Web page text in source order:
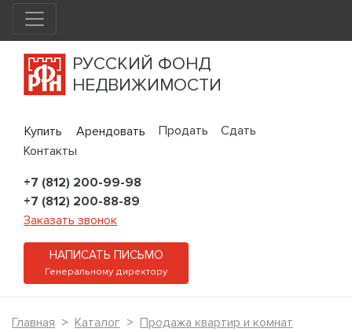
РУССКИЙ ФОНД
НЕДВИЖИМОСТИ
Купить Арендовать Продать
Сдать
Контакты
+7 (812) 200-99-98
+7 (812) 200-88-89
Заказать звонок
НАПИСАТЬ ПИСЬМО
Генеральному директору
Главная Каталог
Продажа квартир и комнат